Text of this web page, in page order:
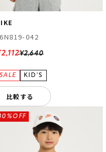
042
¥2,640
比較する